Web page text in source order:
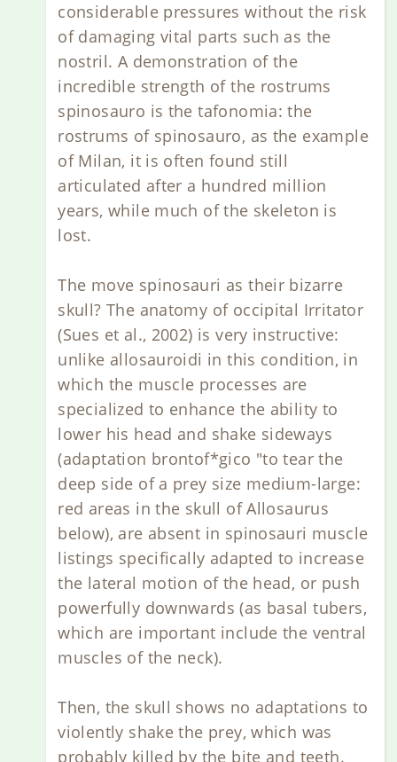
considerable pressures without the risk
of damaging vital parts such as the
nostril. A demonstration of the
incredible strength of the rostrums
spinosauro is the tafonomia: the
rostrums of spinosauro, as the example
of Milan, it is often found still
articulated after a hundred million
years, while much of the skeleton is
lost.
The move spinosauri as their bizarre
skull? The anatomy of occipital Irritator
(Sues et al., 2002) is very instructive:
unlike allosauroidi in this condition, in
which the muscle processes are
specialized to enhance the ability to
lower his head and shake sideways
(adaptation brontof*gico "to tear the
deep side of a prey size medium-large:
red areas in the skull of Allosaurus
below), are absent in spinosauri muscle
listings specifically adapted to increase
the lateral motion of the head, or push
powerfully downwards (as basal tubers,
which are important include the ventral
muscles of the neck).
Then, the skull shows no adaptations to
violently shake the prey, which was
probably killed by the bite and teeth.